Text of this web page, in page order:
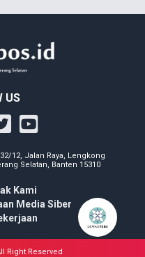
US
12, Jalan Raya, Lengkong
Selatan, Banten 15310
Kami
Media Siber
Right Reserved